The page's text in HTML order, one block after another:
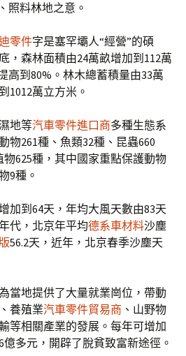
照料林地之意。
零件字是塞罕壩人“經營”的碩
，森林面積由24萬畝增加到112萬
高到80%。林木總蓄積量由33萬
到1012萬立方米。
地等汽車零件進口商多種生態系
物261種、魚類32種、昆蟲660
625種，其中國家重點保護動物
9種。
加到64天，年均大風天數由83天
代，北京年平均德系車材料沙塵
56.2天，近年，北京春季沙塵天
當地提供了大量就業崗位，帶動
養殖業汽車零件貿易商 、山野物
等相關產業的發展。每年可增加
億多元，開辟了脫貧致富新途徑。